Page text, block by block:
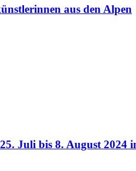
aus den Alpen
Juli bis 8. August 2024